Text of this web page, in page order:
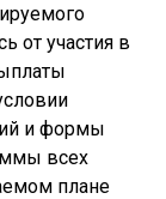
от участия в
и формы
всех
плане